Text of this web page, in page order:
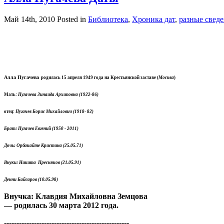
Май 14th, 2010 Posted in Библиотека, Хроника дат, разные
Алла Пугачева родилась 15 апреля 1949 года на Крестьянской заставе (Москва)
Мать: Пугачева Зинаида Архиповна (1922-86)
отец: Пугачев Борис Михайлович (1918- 82)
Брат: Пугачев Евгений (1950 - 2011)
Дочь: Орбакайте Кристина (25.05.71)
Внуки: Никита Пресняков (21.05.91)
Денни Байсаров (10.05.98)
Внучка: Клавдия Михайловна Земцова
— родилась 30 марта 2012 года.
--------------------------------------------------